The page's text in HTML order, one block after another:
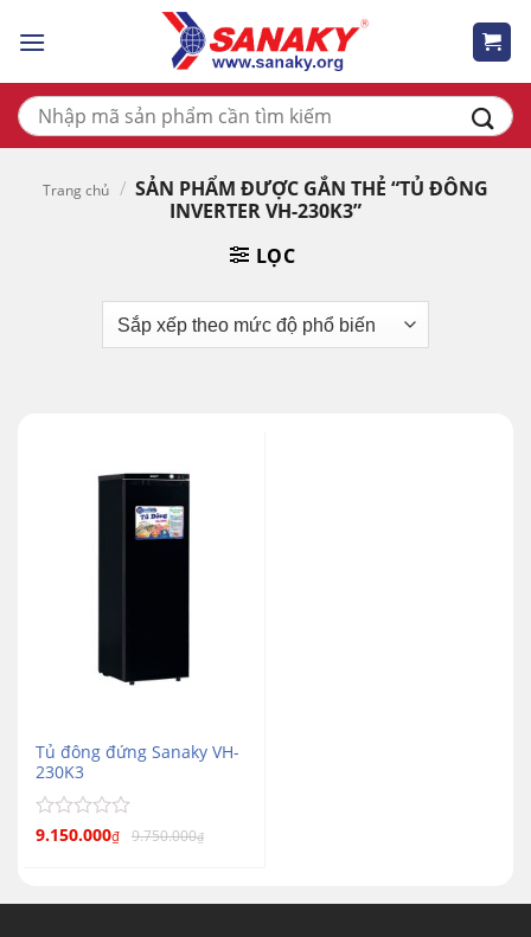
Tìm
kiếm:
Trang chủ / SẢN PHẨM ĐƯỢC GẮN THẺ “TỦ ĐÔNG
INVERTER VH-230K3”
LỌC
Tủ đông đứng Sanaky VH-
230K3
Được
5
9.150.000₫ 9.750.000₫